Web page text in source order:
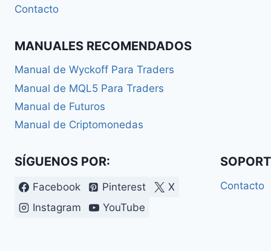
Contacto
MANUALES RECOMENDADOS
Manual de Wyckoff Para Traders
Manual de MQL5 Para Traders
Manual de Futuros
Manual de Criptomonedas
SÍGUENOS POR:
Facebook Pinterest
X
Instagram
YouTube
Contacto